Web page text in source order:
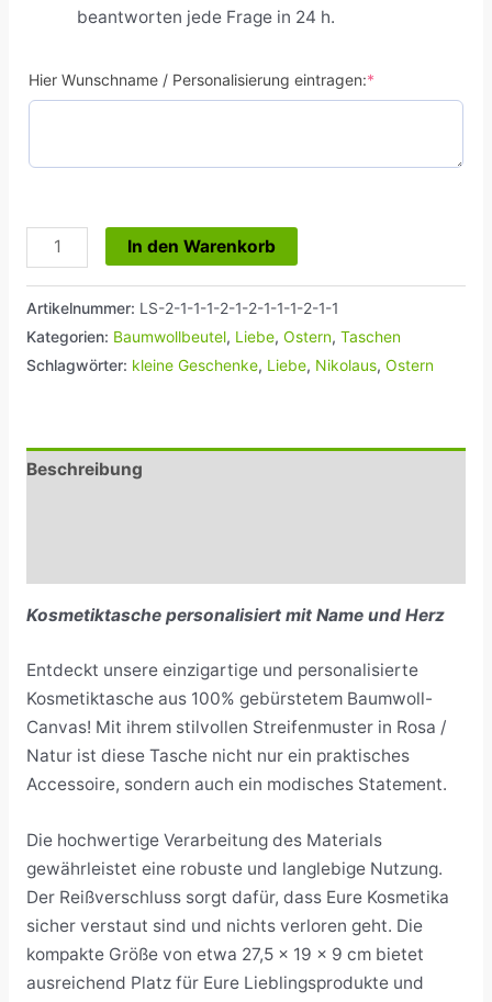
beantworten jede Frage in 24 h.
Hier Wunschname / Personalisierung eintragen:*
In den Warenkorb
Artikelnummer: LS-2-1-1-1-2-1-2-1-1-1-2-1-1
Kategorien: Baumwollbeutel, Liebe, Ostern, Taschen
Schlagwörter: kleine Geschenke, Liebe, Nikolaus, Ostern
Beschreibung
Kosmetiktasche personalisiert mit Name und Herz
Entdeckt unsere einzigartige und personalisierte
Kosmetiktasche aus 100% gebürstetem Baumwoll-
Canvas! Mit ihrem stilvollen Streifenmuster in Rosa /
Natur ist diese Tasche nicht nur ein praktisches
Accessoire, sondern auch ein modisches Statement.
Die hochwertige Verarbeitung des Materials
gewährleistet eine robuste und langlebige Nutzung.
Der Reißverschluss sorgt dafür, dass Eure Kosmetika
sicher verstaut sind und nichts verloren geht. Die
kompakte Größe von etwa 27,5 x 19 x 9 cm bietet
ausreichend Platz für Eure Lieblingsprodukte und